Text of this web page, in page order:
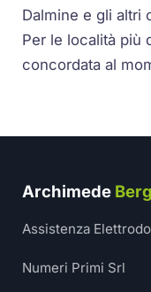
Dalmine e gli altri
Per le località più
concordata al
Archimede
Assistenza
Numeri Primi Srl